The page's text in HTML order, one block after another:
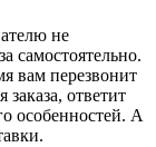
не
самостоятельно.
вам перезвонит
ответит
особенностей. А